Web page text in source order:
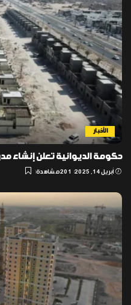
الأخبار
حكومة الديوانية تعلن إنشاء
أبريل 14, 2025 201 مشاهدة